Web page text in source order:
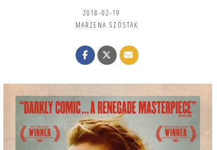
2018-02-19
MARZENA SZÓSTAK